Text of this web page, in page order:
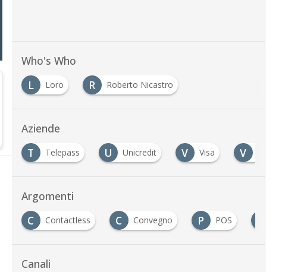
Who's Who
L
Loro R Roberto Nicastro
Aziende
T Telepass U Unicredit V Visa V
Argomenti
C Contactless C Convegno P POS
Canali